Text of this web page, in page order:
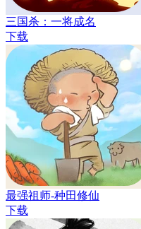
三国杀：一将成名
下载
最强祖师-种田修仙
下载